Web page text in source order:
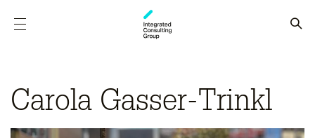
Carola Gasser-Trinkl